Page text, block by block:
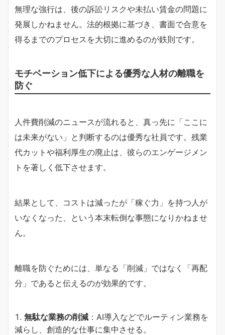
無理な強行は、後の訴訟リスクや未払い賃金の問題に
発展しかねません。法的根拠に基づき、書面で合意を
得るまでのプロセスを大切に進めるのが鉄則です。
モチベーション低下による優秀な人材の離職を
防ぐ
人件費削減のニュースが流れると、真っ先に「ここに
は未来がない」と判断するのは優秀な社員です。残業
代カットや福利厚生の廃止は、彼らのエンゲージメン
トを著しく低下させます。
結果として、コストは減ったが「稼ぐ力」を持つ人が
いなくなった、という本末転倒な事態になりかねませ
ん。
離職を防ぐためには、単なる「削減」ではなく「再配
分」であると伝えるのが効果的です。
無駄な業務の削減 ：AI導入などでルーティン業務を
減らし、創造的な仕事に集中させる。